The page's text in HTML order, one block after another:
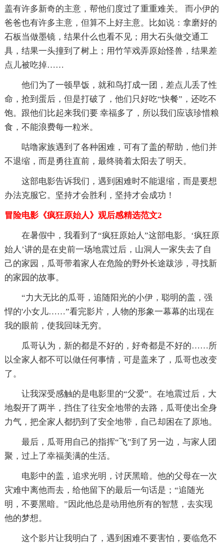
盖有许多新奇的主意，帮他们度过了重重难关。 而小伊的
爸爸也有许多主意，但算不上好主意。比如说：拿磨好的
石板当做墨镜，结果什么也看不见；用大石头做交通工
具，结果一头撞到了树上；用竹竿戏弄原始怪兽，结果差
点儿被吃掉……
他们为了一顿早饭，就和鸟打成一团，差点儿丢了性
命，抢到蛋后，但是打破了，他们只好吃“快餐”，还吃不
饱。跟他们比起来我们要 幸福多了，所以我们应该珍惜粮
食，不能浪费每一粒米。
咕噜家族遇到了各种困难，可有了盖的帮助，他们并
不退缩，而是勇往直前，最终骑着太阳去了明天。
这部电影告诉我们，遇到困难时不能退缩，而是要想
办法克服它。坚持才会胜利，坚持才会成功！
冒险电影《疯狂原始人》观后感精选范文2
在暑假中，我看到了“疯狂原始人”这部电影。‘疯狂原
始人’讲的是在史前一场地震过后，山洞人一家失去了自
己的家园，瓜哥带着家人在危险的野外长途跋涉，寻找新
的家园的故事。
“力大无比的瓜哥，追随阳光的小伊，聪明的盖，强
悍的'小女儿……”看完影片，人物的形象一幕幕的出现在
我的眼前，使我回味无穷。
瓜哥认为，新的都是不好的，好奇都是不好的……所
以全家人都不可以做任何事情，可是盖来了，瓜哥也改变
了。
让我深受感触的是电影里的“父爱”。在地震过后，大
地裂开了两半，挡住了往安全地带的去路，瓜哥使出全身
力气，把全家人都扔到了安全地带，自己却困在了原地。
最后，瓜哥用自己的指挥“飞”到了另一边，与家人团
聚，过上了幸福美满的生活。
电影中的盖，追求光明，讨厌黑暗。他的父母在一次
灾难中离他而去，给他留下的最后一句话是；“追随光
明，不要黑暗。”因此他总是动用他所有的智慧，去实现
他的梦想。
这个影片让我明白了，遇到困难不要害怕，要临危不